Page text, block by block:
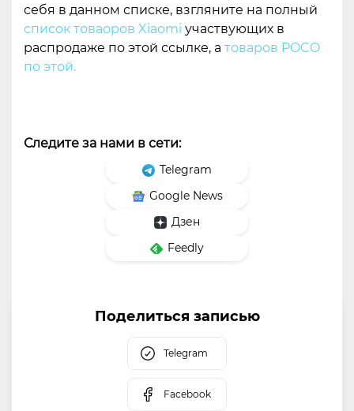
себя в данном списке, взгляните на полный
список товаоров Xiaomi участвующих в
распродаже по этой ссылке, а товаров POCO
по этой.
Следите за нами в сети:
Telegram
Google News
Дзен
Feedly
Поделиться записью
Telegram
Facebook